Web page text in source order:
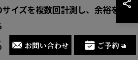
イズを複数回計測し、余裕を持
お問い合わせ ご予約